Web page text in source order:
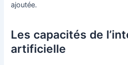
ajoutée.
Les capacités de
artificielle